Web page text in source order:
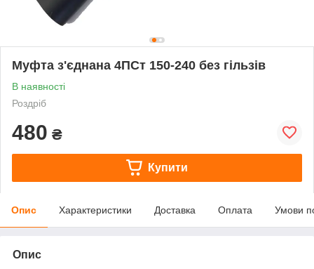
Муфта з'єднана 4ПСт 150-240 без гільзів
В наявності
Роздріб
480 ₴
Купити
Опис Характеристики Доставка Оплата Умови
Опис